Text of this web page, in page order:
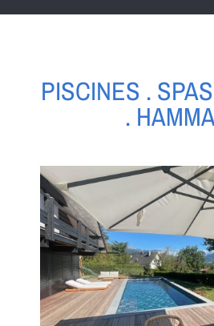
PISCINES .
.